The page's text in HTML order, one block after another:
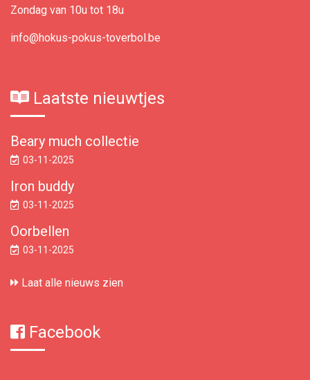
Zondag van 10u tot 18u
info@hokus-pokus-toverbol.be
Laatste nieuwtjes
Beary much collectie
03-11-2025
Iron buddy
03-11-2025
Oorbellen
03-11-2025
Laat alle nieuws zien
Facebook